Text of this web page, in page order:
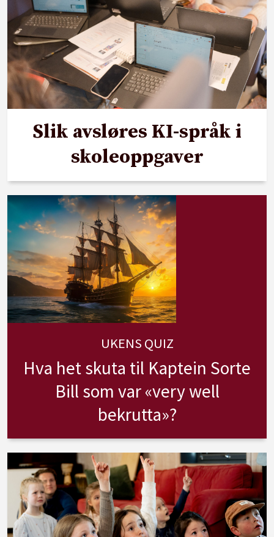
Slik avsløres KI-språk i
skoleoppgaver
UKENS QUIZ
Hva het skuta til Kaptein Sorte
Bill som var «very well
bekrutta»?